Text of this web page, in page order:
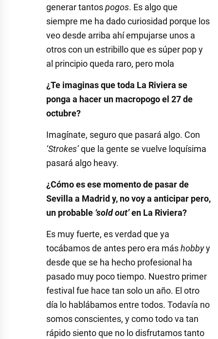
generar tantospogos. Es algo que
siempre me ha dado curiosidad porque los
veo desde arriba ahí empujarse unos a
otros con un estribillo que es súper pop y
al principio queda raro, pero mola
¿Te imaginas que toda La Riviera se
ponga a hacer un macropogo el 27 de
octubre?
Imagínate, seguro que pasará algo. Con
‘Strokes’que la gente se vuelve loquísima
pasará algo heavy.
¿Cómo es ese momento de pasar de
Sevilla a Madrid y, no voy a anticipar pero,
un probable ‘sold out’en La Riviera?
Es muy fuerte, es verdad que ya
tocábamos de antes pero era máshobbyy
desde que se ha hecho profesional ha
pasado muy poco tiempo. Nuestro primer
festival fue hace tan solo un año. El otro
día lo hablábamos entre todos. Todavía no
somos conscientes, y como todo va tan
rápido siento que no lo disfrutamos tanto